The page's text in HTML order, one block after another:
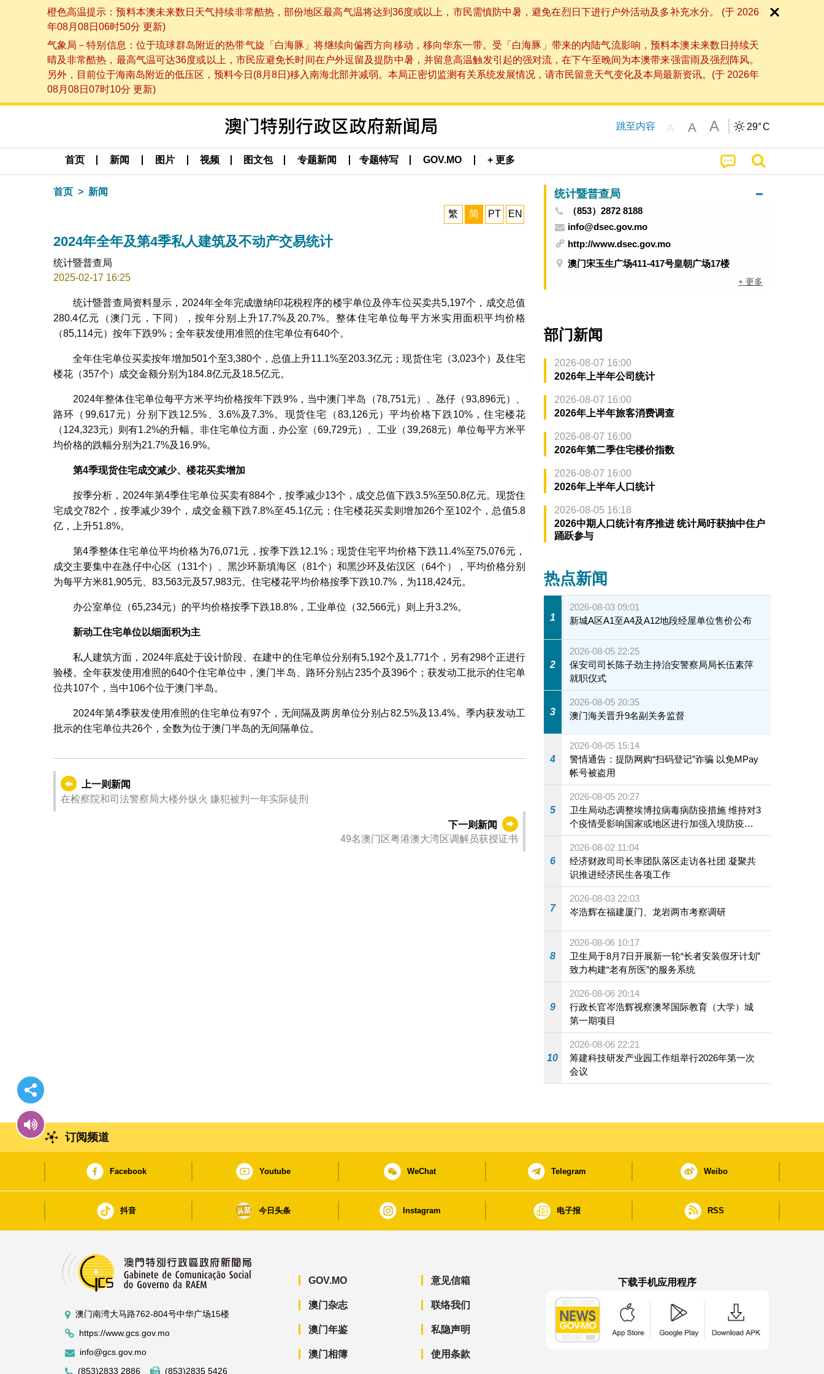
橙色高温提示：预料本澳未来数日天气持续非常酷热，部份地区最高气温将达到36度或以上，市民需慎防中暑，避免在烈日下进行户外活动及多补充水分。 (于 2026
年08月08日06时50分 更新)
气象局－特别信息：位于琉球群岛附近的热带气旋「白海豚」将继续向偏西方向移动，移向华东一带。受「白海豚」带来的内陆气流影响，预料本澳未来数日持续天
晴及非常酷热，最高气温可达36度或以上，市民应避免长时间在户外逗留及提防中暑，并留意高温触发引起的强对流，在下午至晚间为本澳带来强雷雨及强烈阵风。
另外，目前位于海南岛附近的低压区，预料今日(8月8日)移入南海北部并减弱。本局正密切监测有关系统发展情况，请市民留意天气变化及本局最新资讯。(于 2026年
08月08日07时10分 更新)
跳至内容 A A A 29°C
首页 新闻 图片 视频 图文包 专题新闻 专题特写 GOV.MO + 更多
首页 新闻
繁 简 PT EN
2024年全年及第4季私人建筑及不动产交易统计
统计暨普查局
2025-02-17 16:25
统计暨普查局资料显示，2024年全年完成缴纳印花税程序的楼宇单位及停车位买卖共5,197个，成交总值
280.4亿元（澳门元，下同），按年分别上升17.7%及20.7%。整体住宅单位每平方米实用面积平均价格
（85,114元）按年下跌9%；全年获发使用准照的住宅单位有640个。
全年住宅单位买卖按年增加501个至3,380个，总值上升11.1%至203.3亿元；现货住宅（3,023个）及住宅
楼花（357个）成交金额分别为184.8亿元及18.5亿元。
2024年整体住宅单位每平方米平均价格按年下跌9%，当中澳门半岛（78,751元）、氹仔（93,896元）、
路环（99,617元）分别下跌12.5%、3.6%及7.3%。现货住宅（83,126元）平均价格下跌10%，住宅楼花
（124,323元）则有1.2%的升幅。非住宅单位方面，办公室（69,729元）、工业（39,268元）单位每平方米平
均价格的跌幅分别为21.7%及16.9%。
第4季现货住宅成交减少、楼花买卖增加
按季分析，2024年第4季住宅单位买卖有884个，按季减少13个，成交总值下跌3.5%至50.8亿元。现货住
宅成交782个，按季减少39个，成交金额下跌7.8%至45.1亿元；住宅楼花买卖则增加26个至102个，总值5.8
亿，上升51.8%。
第4季整体住宅单位平均价格为76,071元，按季下跌12.1%；现货住宅平均价格下跌11.4%至75,076元，
成交主要集中在氹仔中心区（131个）、黑沙环新填海区（81个）和黑沙环及佑汉区（64个），平均价格分别
为每平方米81,905元、83,563元及57,983元。住宅楼花平均价格按季下跌10.7%，为118,424元。
办公室单位（65,234元）的平均价格按季下跌18.8%，工业单位（32,566元）则上升3.2%。
新动工住宅单位以细面积为主
私人建筑方面，2024年底处于设计阶段、在建中的住宅单位分别有5,192个及1,771个，另有298个正进行
验楼。全年获发使用准照的640个住宅单位中，澳门半岛、路环分别占235个及396个；获发动工批示的住宅单
位共107个，当中106个位于澳门半岛。
2024年第4季获发使用准照的住宅单位有97个，无间隔及两房单位分别占82.5%及13.4%。季内获发动工
批示的住宅单位共26个，全数为位于澳门半岛的无间隔单位。
上一则新闻
在检察院和司法警察局大楼外纵火 嫌犯被判一年实际徒刑
下一则新闻
49名澳门区粤港澳大湾区调解员获授证书
统计暨普查局
（853）2872 8188
info@dsec.gov.mo
http://www.dsec.gov.mo
澳门宋玉生广场411-417号皇朝广场17楼
+ 更多
部门新闻
2026-08-07 16:00
2026年上半年公司统计
2026-08-07 16:00
2026年上半年旅客消费调查
2026-08-07 16:00
2026年第二季住宅楼价指数
2026-08-07 16:00
2026年上半年人口统计
2026-08-05 16:18
2026中期人口统计有序推进 统计局吁获抽中住户
踊跃参与
热点新闻
1
2026-08-03 09:01
新城A区A1至A4及A12地段经屋单位售价公布
2
2026-08-05 22:25
保安司司长陈子劲主持治安警察局局长伍素萍
就职仪式
3
2026-08-05 20:35
澳门海关晋升9名副关务监督
4
2026-08-05 15:14
警情通告：提防网购“扫码登记”诈骗 以免MPay
帐号被盗用
5
2026-08-05 20:27
卫生局动态调整埃博拉病毒病防疫措施 维持对3
个疫情受影响国家或地区进行加强入境防疫措
施
6
2026-08-02 11:04
经济财政司司长率团队落区走访各社团 凝聚共
识推进经济民生各项工作
7
2026-08-03 22:03
岑浩辉在福建厦门、龙岩两市考察调研
8
2026-08-06 10:17
卫生局于8月7日开展新一轮“长者安装假牙计划”
致力构建“老有所医”的服务系统
9
2026-08-06 20:14
行政长官岑浩辉视察澳琴国际教育（大学）城
第一期项目
10
2026-08-06 22:21
筹建科技研发产业园工作组举行2026年第一次
会议
订阅频道
Facebook Youtube WeChat Telegram Weibo
抖音 今日头条 Instagram 电子报 RSS
澳门南湾大马路762-804号中华广场15楼
https://www.gcs.gov.mo
info@gcs.gov.mo
(853)2833 2886
(853)2835 5426
GOV.MO
澳门杂志
澳门年鉴
澳门相簿
意见信箱
联络我们
私隐声明
使用条款
下载手机应用程序